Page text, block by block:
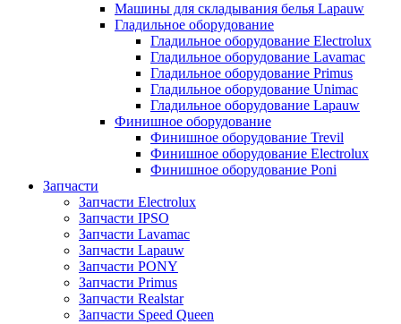
Машины для складывания белья Lapauw
Гладильное оборудование
Гладильное оборудование Electrolux
Гладильное оборудование Lavamac
Гладильное оборудование Primus
Гладильное оборудование Unimac
Гладильное оборудование Lapauw
Финишное оборудование
Финишное оборудование Trevil
Финишное оборудование Electrolux
Финишное оборудование Poni
Запчасти
Запчасти Electrolux
Запчасти IPSO
Запчасти Lavamac
Запчасти Lapauw
Запчасти PONY
Запчасти Primus
Запчасти Realstar
Запчасти Speed Queen